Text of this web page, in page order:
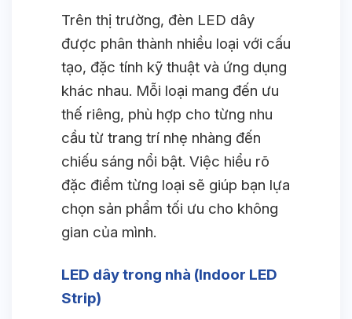
Trên thị trường, đèn LED dây
được phân thành nhiều loại với cấu
tạo, đặc tính kỹ thuật và ứng dụng
khác nhau. Mỗi loại mang đến ưu
thế riêng, phù hợp cho từng nhu
cầu từ trang trí nhẹ nhàng đến
chiếu sáng nổi bật. Việc hiểu rõ
đặc điểm từng loại sẽ giúp bạn lựa
chọn sản phẩm tối ưu cho không
gian của mình.
LED dây trong nhà (Indoor LED
Strip)